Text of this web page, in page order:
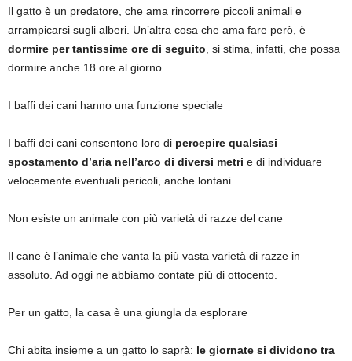
Il gatto è un predatore, che ama rincorrere piccoli animali e
arrampicarsi sugli alberi. Un’altra cosa che ama fare però, è
dormire per tantissime ore di seguito , si stima, infatti, che possa
dormire anche 18 ore al giorno.
I baffi dei cani hanno una funzione speciale
I baffi dei cani consentono loro di percepire qualsiasi
spostamento d’aria nell’arco di diversi metri e di individuare
velocemente eventuali pericoli, anche lontani.
Non esiste un animale con più varietà di razze del cane
Il cane è l’animale che vanta la più vasta varietà di razze in
assoluto. Ad oggi ne abbiamo contate più di ottocento.
Per un gatto, la casa è una giungla da esplorare
Chi abita insieme a un gatto lo saprà: le giornate si dividono tra